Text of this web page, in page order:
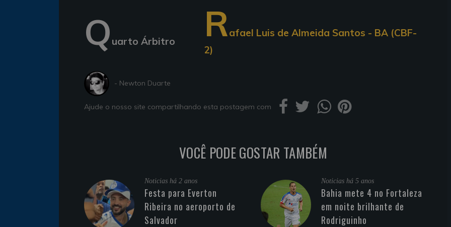
Q uarto Árbitro Rafael Luis de Almeida Santos - BA (CBF-
2)
- Newton Duarte
Ajude o nosso site compartilhando esta postagem com
VOCÊ PODE GOSTAR TAMBÉM
Noticias há 2 anos
Festa para Everton
Ribeira no aeroporto de
Salvador
Noticias há 5 anos
Bahia mete 4 no Fortaleza
em noite brilhante de
Rodriguinho